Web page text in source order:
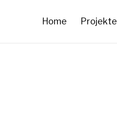
Home Projekte